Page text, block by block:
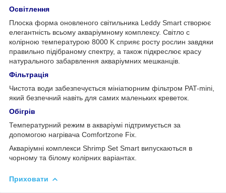
Освітлення
Плоска форма оновленого світильника Leddy Smart створює
елегантність всьому акваріумному комплексу. Світло c
колірною температурою 8000 K сприяє росту рослин завдяки
правильно підібраному спектру, а також підкреслює красу
натурального забарвлення акваріумних мешканців.
Фільтрація
Чистота води забезпечується мініатюрним фільтром PAT-mini,
який безпечний навіть для самих маленьких креветок.
Обігрів
Температурний режим в акваріумі підтримується за
допомогою нагрівача Comfortzone Fix.
Акваріумні комплекси Shrimp Set Smart випускаються в
чорному та білому колірних варіантах.
Приховати